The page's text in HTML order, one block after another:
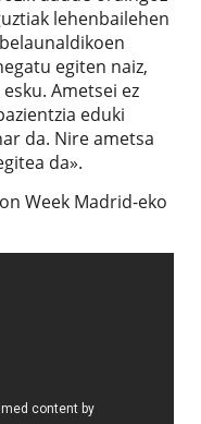
lehenbailehen
egiten naiz,
Ametsei ez
eduki
da. Nire ametsa
da».
Week Madrid-eko